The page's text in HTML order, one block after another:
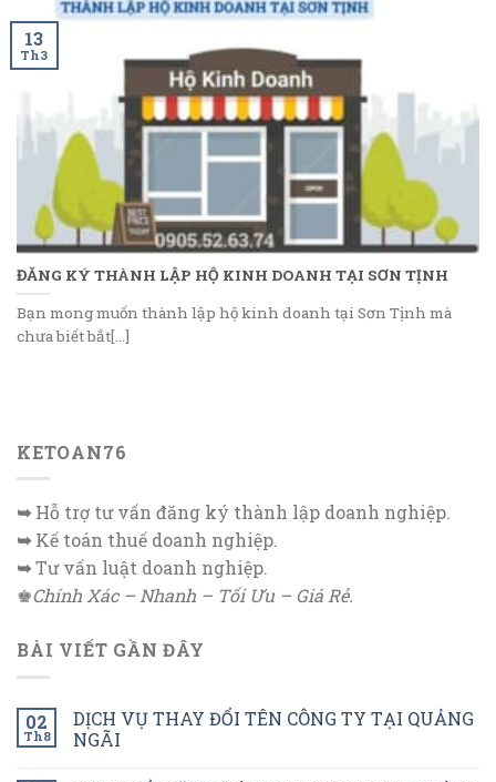
ĐĂNG KÝ THÀNH LẬP HỘ KINH DOANH TẠI SƠN TỊNH
Bạn mong muốn thành lập hộ kinh doanh tại Sơn Tịnh mà
chưa biết bắt[...]
13
Th3
KETOAN76
➥Hỗ trợ tư vấn đăng ký thành lập doanh nghiệp.
➥Kế toán thuế doanh nghiệp.
➥Tư vấn luật doanh nghiệp.
♚Chính Xác – Nhanh – Tối Ưu – Giá Rẻ.
BÀI VIẾT GẦN ĐÂY
02
Th8
DỊCH VỤ THAY ĐỔI TÊN CÔNG TY TẠI QUẢNG
NGÃI